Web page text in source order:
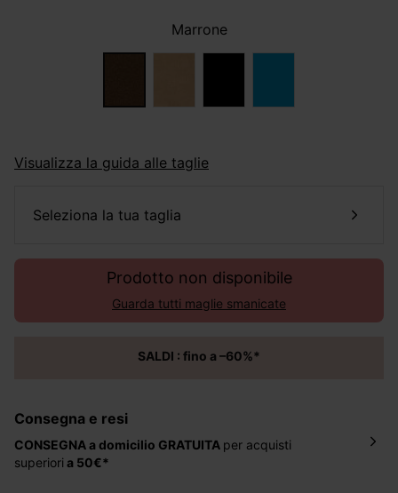
Marrone
Visualizza la guida alle taglie
seleziona la tua taglia
Prodotto non disponibile
Guarda tutti maglie smanicate
SALDI : fino a –60%*
Consegna e resi
CONSEGNA a domicilio GRATUITA per acquisti
superiori a 50€*